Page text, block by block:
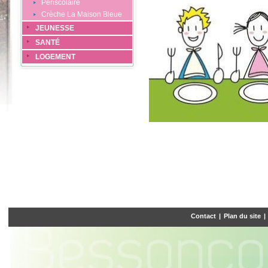
Périscolaire
Crèche La Maison Bleue
JEUNESSE
SANTÉ
LOGEMENT
Contact | Plan du site |